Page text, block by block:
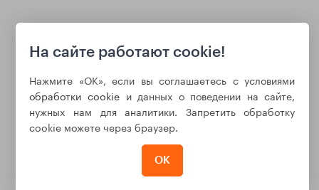
На сайте работают cookie!
Нажмите «ОК», если вы соглашаетесь с условиями
обработки cookie и данных о поведении на сайте,
нужных нам для аналитики. Запретить обработку
cookie можете через браузер.
ОК